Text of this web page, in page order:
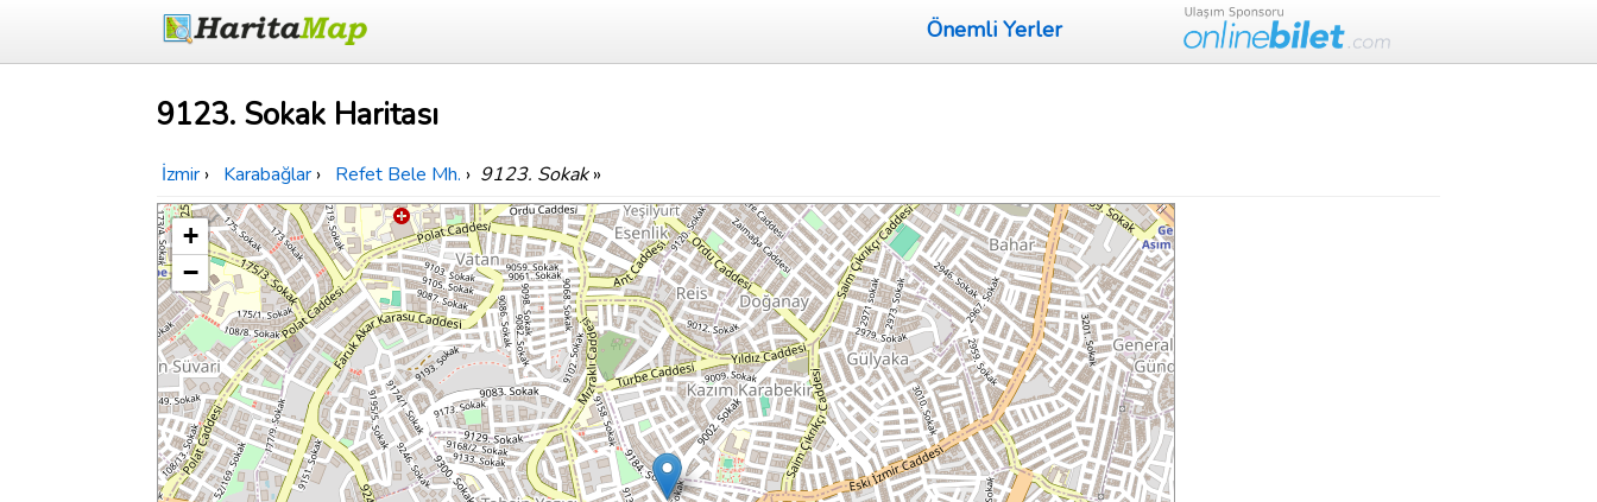
Önemli Yerler
9123. Sokak Haritası
İzmir › Karabağlar › Refet Bele Mh. › 9123. Sokak»
+
−